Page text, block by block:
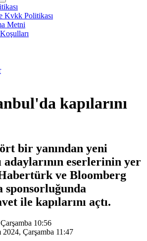
Kvkk Politikası
Metni
kapılarını
bir yanından yeni
adaylarının eserlerinin yer
ve Bloomberg
ile kapılarını açtı.
10:56
2024, Çarşamba 11:47